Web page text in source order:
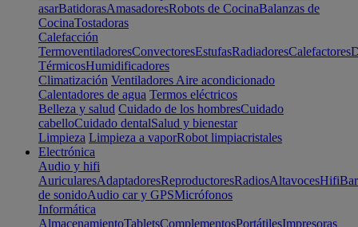
asarBatidorasAmasadoresRobots de CocinaBalanzas de
CocinaTostadoras
Calefacción
TermoventiladoresConvectoresEstufasRadiadoresCalefactores
TérmicosHumidificadores
Climatización Ventiladores Aire acondicionado
Calentadores de agua Termos eléctricos
Belleza y salud Cuidado de los hombresCuidado
cabelloCuidado dentalSalud y bienestar
Limpieza Limpieza a vaporRobot limpiacristales
Electrónica
Audio y hifi
AuricularesAdaptadoresReproductoresRadiosAltavocesHifi
de sonidoAudio car y GPSMicrófonos
Informática
AlmacenamientoTabletsComplementosPortátilesImpresoras